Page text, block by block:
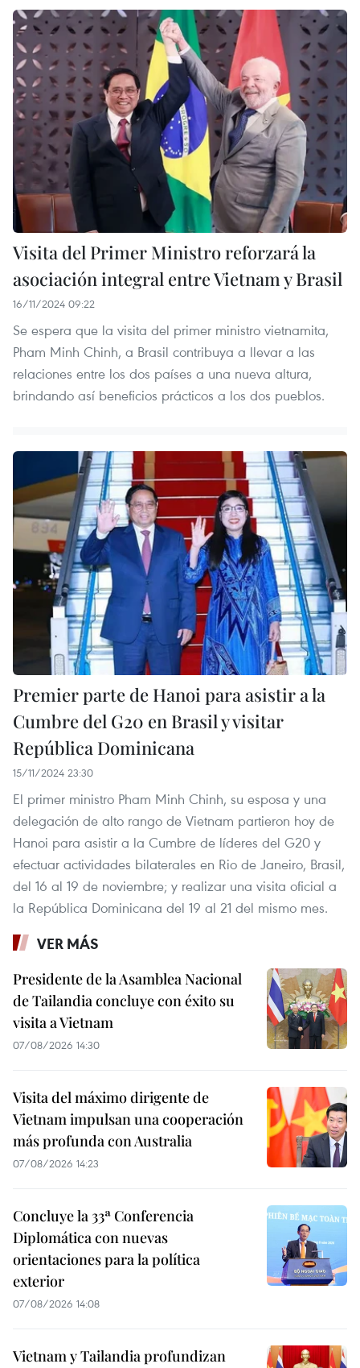
Visita del Primer Ministro reforzará la
asociación integral entre Vietnam y Brasil
16/11/2024 09:22
Se espera que la visita del primer ministro vietnamita,
Pham Minh Chinh, a Brasil contribuya a llevar a las
relaciones entre los dos países a una nueva altura,
brindando así beneficios prácticos a los dos pueblos.
Premier parte de Hanoi para asistir a la
Cumbre del G20 en Brasil y visitar
República Dominicana
15/11/2024 23:30
El primer ministro Pham Minh Chinh, su esposa y una
delegación de alto rango de Vietnam partieron hoy de
Hanoi para asistir a la Cumbre de líderes del G20 y
efectuar actividades bilaterales en Rio de Janeiro, Brasil,
del 16 al 19 de noviembre; y realizar una visita oficial a
la República Dominicana del 19 al 21 del mismo mes.
VER MÁS
Presidente de la Asamblea Nacional
de Tailandia concluye con éxito su
visita a Vietnam
07/08/2026 14:30
Visita del máximo dirigente de
Vietnam impulsan una cooperación
más profunda con Australia
07/08/2026 14:23
Concluye la 33ª Conferencia
Diplomática con nuevas
orientaciones para la política
exterior
07/08/2026 14:08
Vietnam y Tailandia profundizan